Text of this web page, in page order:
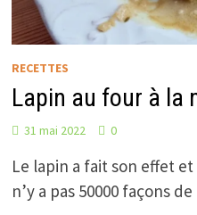
RECETTES
Lapin au four à la
31 mai 2022 0
Le lapin a fait son effet et
n’y a pas 50000 façons